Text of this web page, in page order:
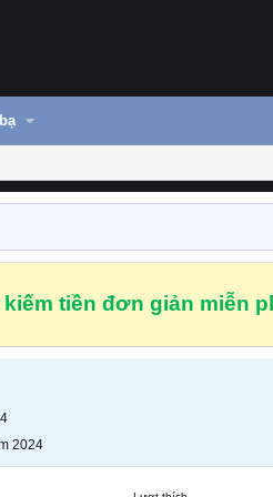
tiền đơn giản miễn
2024